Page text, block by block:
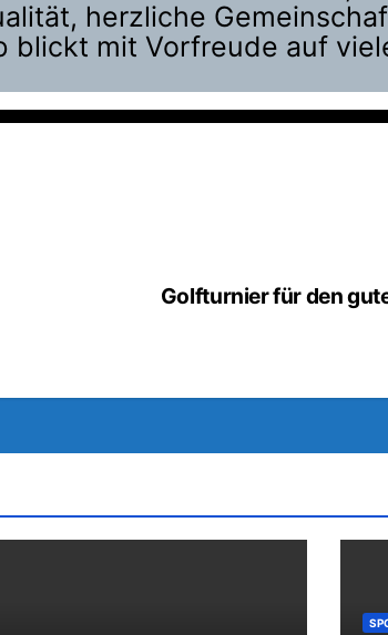
herzliche
blickt mit Vorfreude auf
Golfturnier für den